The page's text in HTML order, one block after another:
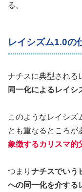
る。
レイシズム1.0の
ナチスに典型される
同一化によるレイシ
このようなレイシズ
とも重なるところが
象徴するカリスマ的
つまり ナチスでいう
への同一化を介する